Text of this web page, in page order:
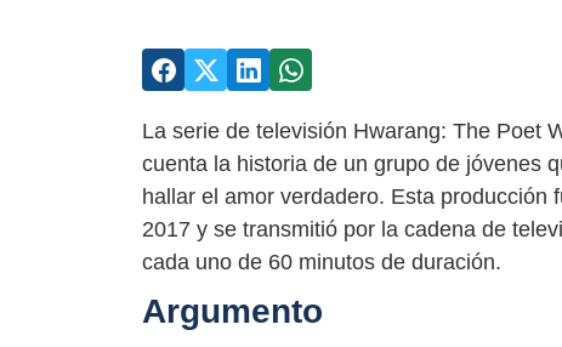
La serie de televisión Hwarang: The Poet
cuenta la historia de un grupo de jóvenes
hallar el amor verdadero. Esta
2017 y se transmitió por la cadena de
cada uno de 60 minutos de duración.
Argumento